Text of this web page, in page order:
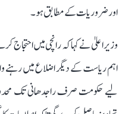
اور ضروریات کے مطابق ہو۔
وزیر اعلیٰ نے کہا کہ رانچی میں احتجاج
اہم ریاست کے دیگر اضلاع میں رہنے
لیے حکومت صرف راجدھانی تک